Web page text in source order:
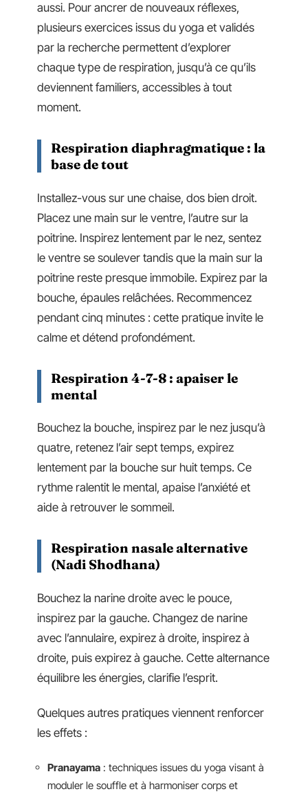
aussi. Pour ancrer de nouveaux réflexes,
plusieurs exercices issus du yoga et validés
par la recherche permettent d’explorer
chaque type de respiration, jusqu’à ce qu’ils
deviennent familiers, accessibles à tout
moment.
Respiration diaphragmatique : la
base de tout
Installez-vous sur une chaise, dos bien droit.
Placez une main sur le ventre, l’autre sur la
poitrine. Inspirez lentement par le nez, sentez
le ventre se soulever tandis que la main sur la
poitrine reste presque immobile. Expirez par la
bouche, épaules relâchées. Recommencez
pendant cinq minutes : cette pratique invite le
calme et détend profondément.
Respiration 4-7-8 : apaiser le
mental
Bouchez la bouche, inspirez par le nez jusqu’à
quatre, retenez l’air sept temps, expirez
lentement par la bouche sur huit temps. Ce
rythme ralentit le mental, apaise l’anxiété et
aide à retrouver le sommeil.
Respiration nasale alternative
(Nadi Shodhana)
Bouchez la narine droite avec le pouce,
inspirez par la gauche. Changez de narine
avec l’annulaire, expirez à droite, inspirez à
droite, puis expirez à gauche. Cette alternance
équilibre les énergies, clarifie l’esprit.
Quelques autres pratiques viennent renforcer
les effets :
Pranayama : techniques issues du yoga visant à
moduler le souffle et à harmoniser corps et